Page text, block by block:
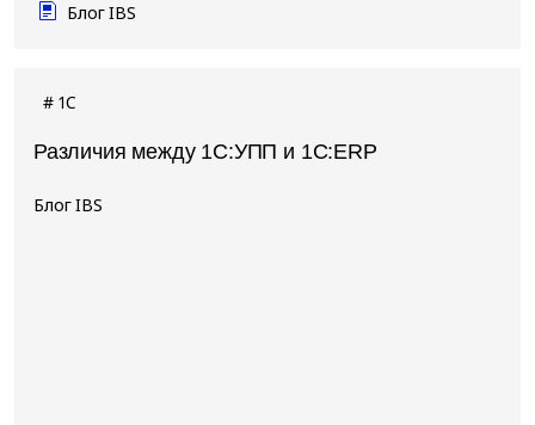
Блог IBS
1C
Различия между 1С:УПП и 1С:ERP
Блог IBS